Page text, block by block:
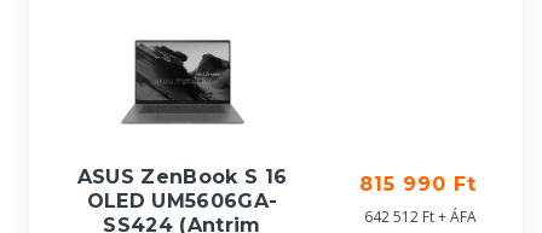
ASUS ZenBook S 16
OLED UM5606GA-
SS424 (Antrim
815 990 Ft
642 512 Ft + ÁFA